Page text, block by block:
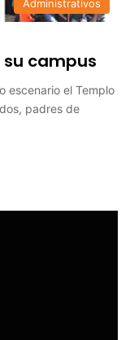
Administrativos
su campus
escenario el Templo
padres de